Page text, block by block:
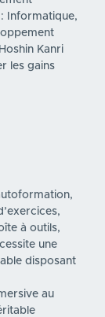
Informatique,
Kanri
les gains
à outils,
une
disposant
au